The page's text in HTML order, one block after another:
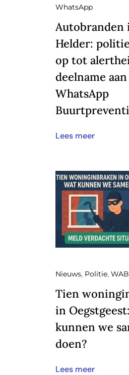
WhatsApp
Autobranden
Helder:
op tot
deelname aan
WhatsApp
Lees meer
Nieuws, Politie,
Tien
in
kunnen we
doen?
Lees meer